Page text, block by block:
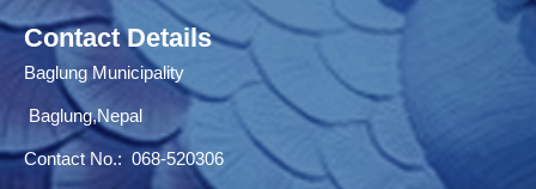
Contact Details
Baglung Municipality
Baglung,Nepal
Contact No.: 068-520306